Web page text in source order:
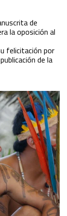
de
la oposición al
felicitación por
de la